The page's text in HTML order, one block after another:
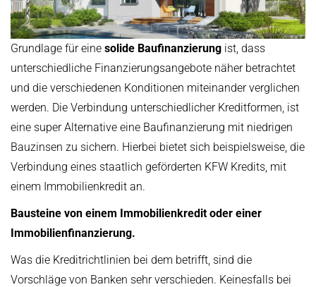
Grundlage für eine solide Baufinanzierung ist, dass
unterschiedliche Finanzierungsangebote näher betrachtet
und die verschiedenen Konditionen miteinander verglichen
werden. Die Verbindung unterschiedlicher Kreditformen, ist
eine super Alternative eine Baufinanzierung mit niedrigen
Bauzinsen zu sichern. Hierbei bietet sich beispielsweise, die
Verbindung eines staatlich geförderten KFW Kredits, mit
einem Immobilienkredit an.
Bausteine von einem Immobilienkredit oder einer
Immobilienfinanzierung.
Was die Kreditrichtlinien bei dem betrifft, sind die
Vorschläge von Banken sehr verschieden. Keinesfalls bei